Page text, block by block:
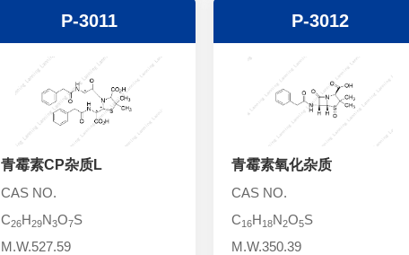
P-3011
青霉素CP杂质L
CAS NO.
C26H29N3O7S
M.W.527.59
P-3012
青霉素氧化杂质
CAS NO.
C16H18N2O5S
M.W.350.39